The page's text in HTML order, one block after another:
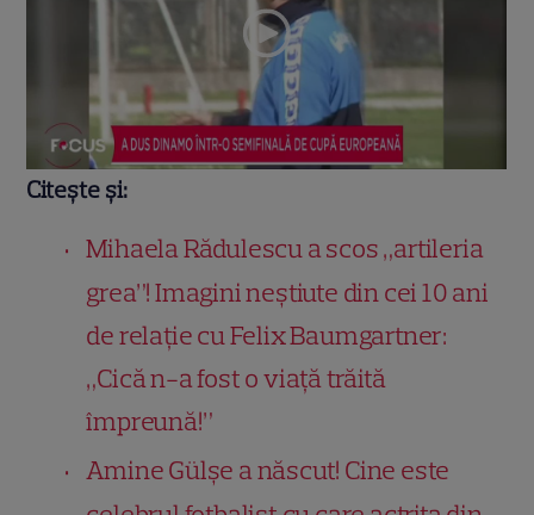
Citește și:
Mihaela Rădulescu a scos „artileria
grea”! Imagini neștiute din cei 10 ani
de relație cu Felix Baumgartner:
„Cică n-a fost o viață trăită
împreună!”
Amine Gülşe a născut! Cine este